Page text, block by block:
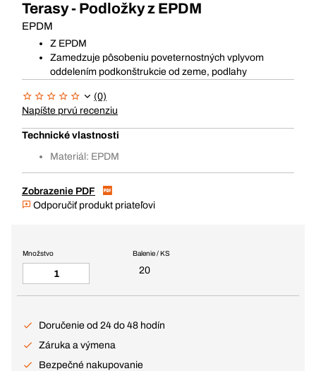
Terasy - Podložky z EPDM
EPDM
Z EPDM
Zamedzuje pôsobeniu poveternostných vplyvom
oddelením podkonštrukcie od zeme, podlahy
(0)
Napíšte prvú recenziu
Technické vlastnosti
Materiál: EPDM
Zobrazenie PDF
Odporučiť produkt priateľovi
Balenie / KS
20
Množstvo
Doručenie od 24 do 48 hodín
Záruka a výmena
Bezpečné nakupovanie